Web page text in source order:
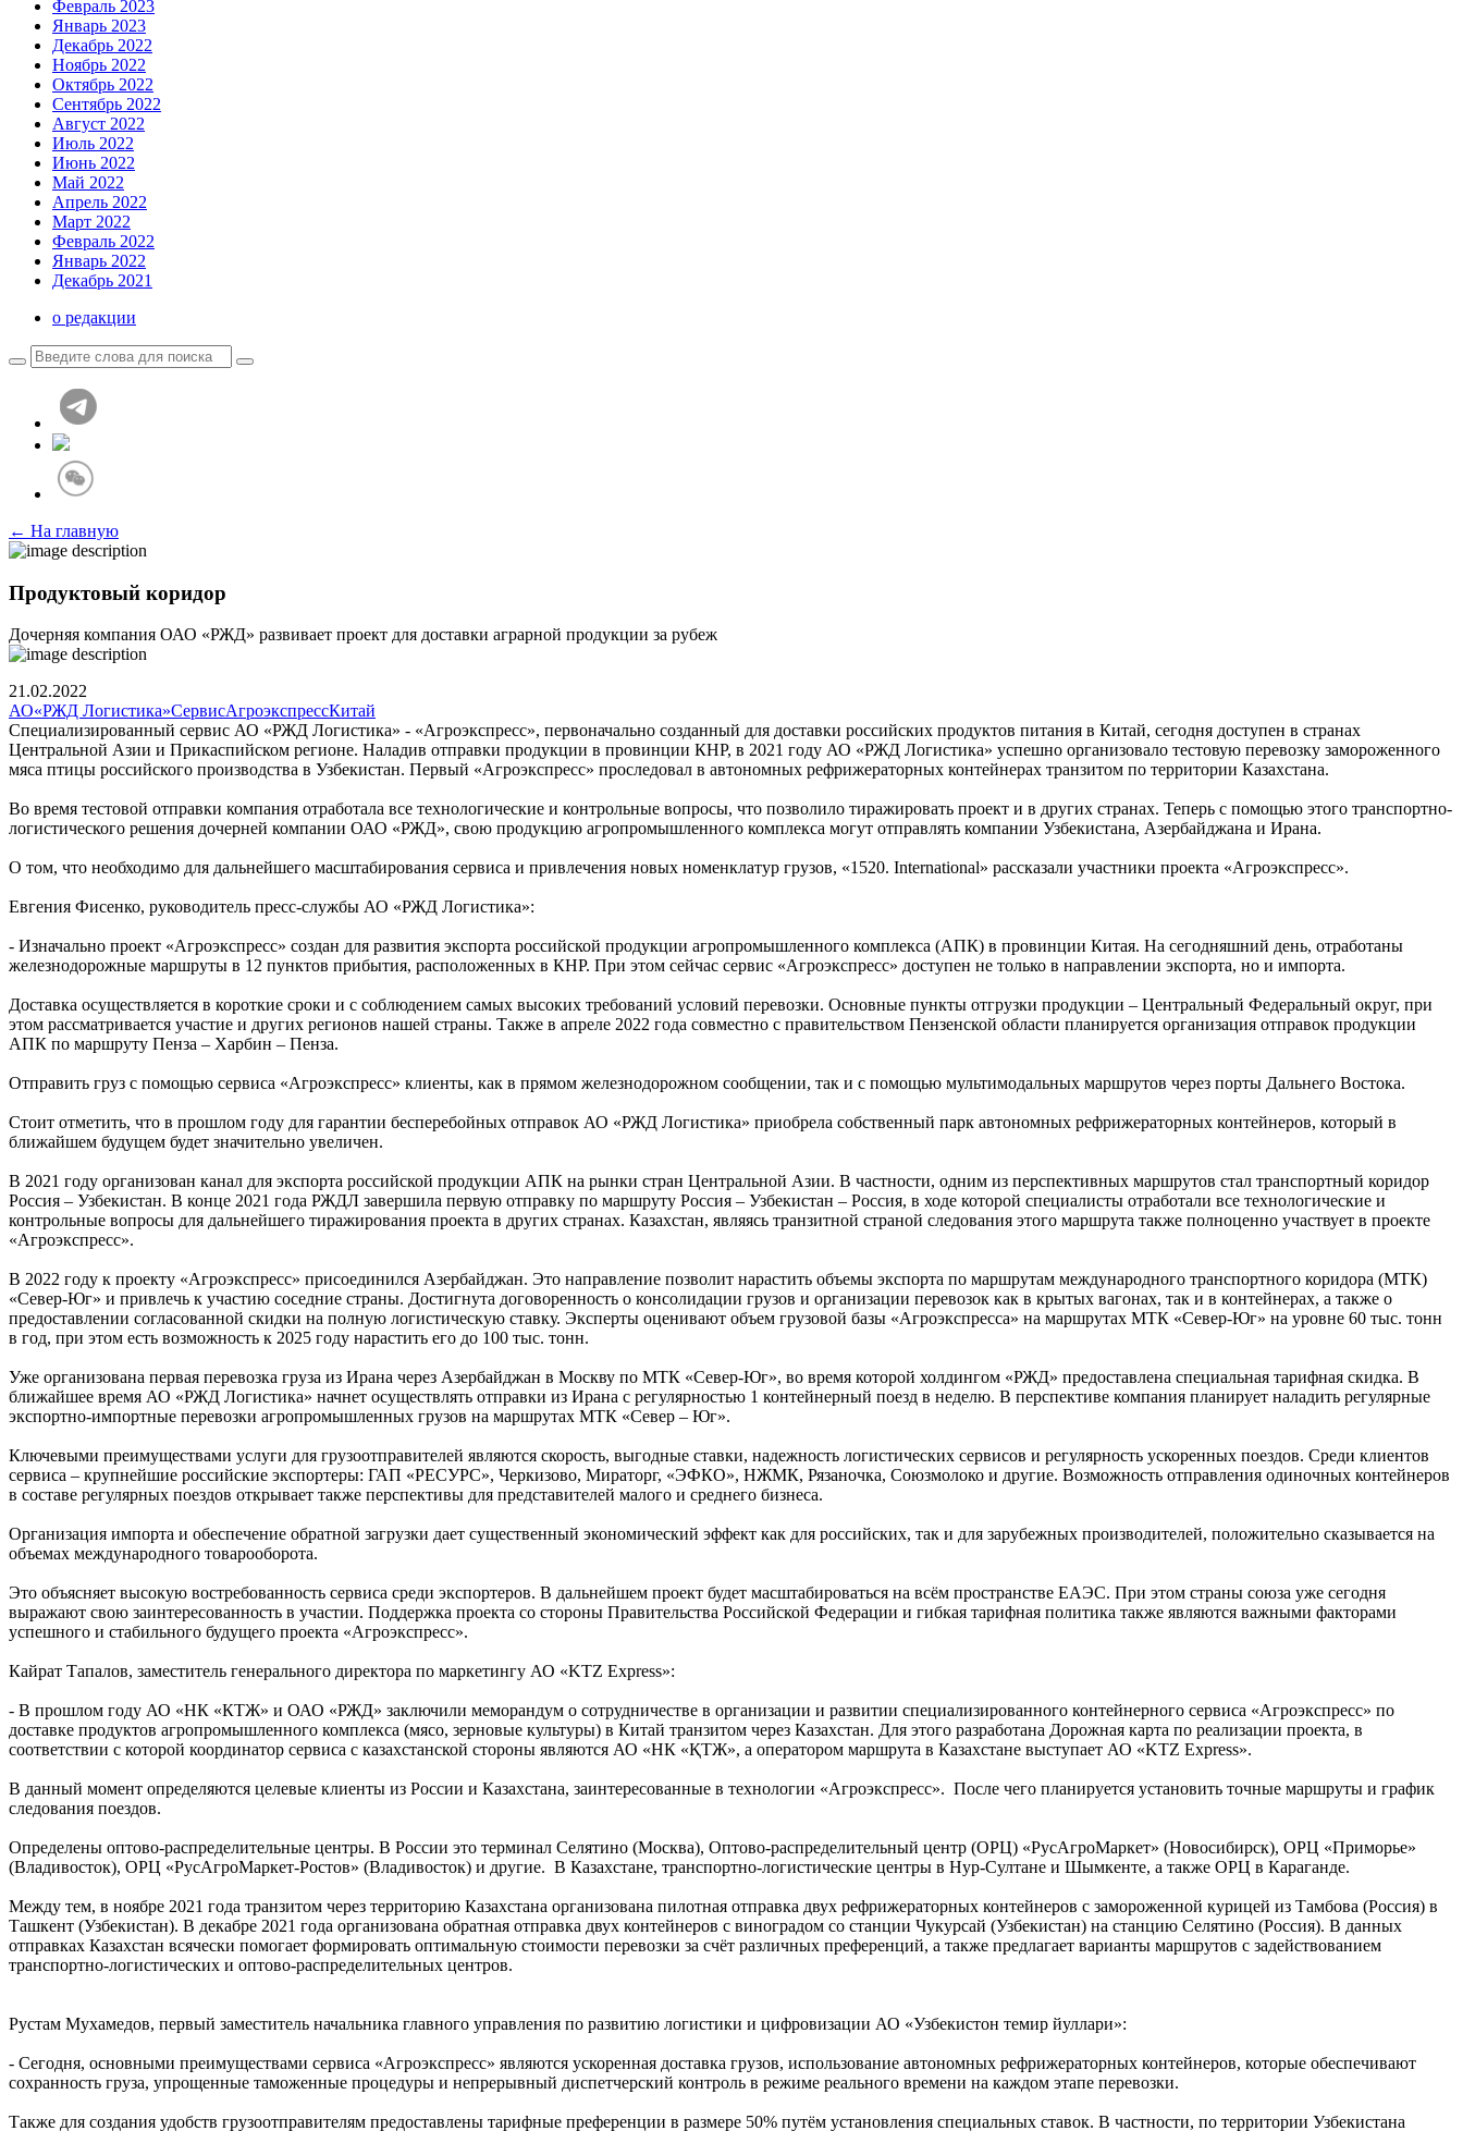
Февраль 2023
Январь 2023
Декабрь 2022
Ноябрь 2022
Октябрь 2022
Сентябрь 2022
Август 2022
Июль 2022
Июнь 2022
Май 2022
Апрель 2022
Март 2022
Февраль 2022
Январь 2022
Декабрь 2021
о редакции
← На главную
Продуктовый коридор
Дочерняя компания ОАО «РЖД» развивает проект для доставки аграрной продукции за рубеж
21.02.2022
АО«РЖД Логистика»СервисАгроэкспрессКитай
Специализированный сервис АО «РЖД Логистика» - «Агроэкспресс», первоначально созданный для доставки российских продуктов питания в Китай, сегодня доступен в странах
Центральной Азии и Прикаспийском регионе. Наладив отправки продукции в провинции КНР, в 2021 году АО «РЖД Логистика» успешно организовало тестовую перевозку замороженного
мяса птицы российского производства в Узбекистан. Первый «Агроэкспресс» проследовал в автономных рефрижераторных контейнерах транзитом по территории Казахстана.
Во время тестовой отправки компания отработала все технологические и контрольные вопросы, что позволило тиражировать проект и в других странах. Теперь с помощью этого транспортно-
логистического решения дочерней компании ОАО «РЖД», свою продукцию агропромышленного комплекса могут отправлять компании Узбекистана, Азербайджана и Ирана.
О том, что необходимо для дальнейшего масштабирования сервиса и привлечения новых номенклатур грузов, «1520. International» рассказали участники проекта «Агроэкспресс».
Евгения Фисенко, руководитель пресс-службы АО «РЖД Логистика»:
- Изначально проект «Агроэкспресс» создан для развития экспорта российской продукции агропромышленного комплекса (АПК) в провинции Китая. На сегодняшний день, отработаны
железнодорожные маршруты в 12 пунктов прибытия, расположенных в КНР. При этом сейчас сервис «Агроэкспресс» доступен не только в направлении экспорта, но и импорта.
Доставка осуществляется в короткие сроки и с соблюдением самых высоких требований условий перевозки. Основные пункты отгрузки продукции – Центральный Федеральный округ, при
этом рассматривается участие и других регионов нашей страны. Также в апреле 2022 года совместно с правительством Пензенской области планируется организация отправок продукции
АПК по маршруту Пенза – Харбин – Пенза.
Отправить груз с помощью сервиса «Агроэкспресс» клиенты, как в прямом железнодорожном сообщении, так и с помощью мультимодальных маршрутов через порты Дальнего Востока.
Стоит отметить, что в прошлом году для гарантии бесперебойных отправок АО «РЖД Логистика» приобрела собственный парк автономных рефрижераторных контейнеров, который в
ближайшем будущем будет значительно увеличен.
В 2021 году организован канал для экспорта российской продукции АПК на рынки стран Центральной Азии. В частности, одним из перспективных маршрутов стал транспортный коридор
Россия – Узбекистан. В конце 2021 года РЖДЛ завершила первую отправку по маршруту Россия – Узбекистан – Россия, в ходе которой специалисты отработали все технологические и
контрольные вопросы для дальнейшего тиражирования проекта в других странах. Казахстан, являясь транзитной страной следования этого маршрута также полноценно участвует в проекте
«Агроэкспресс».
В 2022 году к проекту «Агроэкспресс» присоединился Азербайджан. Это направление позволит нарастить объемы экспорта по маршрутам международного транспортного коридора (МТК)
«Север-Юг» и привлечь к участию соседние страны. Достигнута договоренность о консолидации грузов и организации перевозок как в крытых вагонах, так и в контейнерах, а также о
предоставлении согласованной скидки на полную логистическую ставку. Эксперты оценивают объем грузовой базы «Агроэкспресса» на маршрутах МТК «Север-Юг» на уровне 60 тыс. тонн
в год, при этом есть возможность к 2025 году нарастить его до 100 тыс. тонн.
Уже организована первая перевозка груза из Ирана через Азербайджан в Москву по МТК «Север-Юг», во время которой холдингом «РЖД» предоставлена специальная тарифная скидка. В
ближайшее время АО «РЖД Логистика» начнет осуществлять отправки из Ирана с регулярностью 1 контейнерный поезд в неделю. В перспективе компания планирует наладить регулярные
экспортно-импортные перевозки агропромышленных грузов на маршрутах МТК «Север – Юг».
Ключевыми преимуществами услуги для грузоотправителей являются скорость, выгодные ставки, надежность логистических сервисов и регулярность ускоренных поездов. Среди клиентов
сервиса – крупнейшие российские экспортеры: ГАП «РЕСУРС», Черкизово, Мираторг, «ЭФКО», НЖМК, Рязаночка, Союзмолоко и другие. Возможность отправления одиночных контейнеров
в составе регулярных поездов открывает также перспективы для представителей малого и среднего бизнеса.
Организация импорта и обеспечение обратной загрузки дает существенный экономический эффект как для российских, так и для зарубежных производителей, положительно сказывается на
объемах международного товарооборота.
Это объясняет высокую востребованность сервиса среди экспортеров. В дальнейшем проект будет масштабироваться на всём пространстве ЕАЭС. При этом страны союза уже сегодня
выражают свою заинтересованность в участии. Поддержка проекта со стороны Правительства Российской Федерации и гибкая тарифная политика также являются важными факторами
успешного и стабильного будущего проекта «Агроэкспресс».
Кайрат Тапалов, заместитель генерального директора по маркетингу АО «KTZ Express»:
- В прошлом году АО «НК «КТЖ» и ОАО «РЖД» заключили меморандум о сотрудничестве в организации и развитии специализированного контейнерного сервиса «Агроэкспресс» по
доставке продуктов агропромышленного комплекса (мясо, зерновые культуры) в Китай транзитом через Казахстан. Для этого разработана Дорожная карта по реализации проекта, в
соответствии с которой координатор сервиса с казахстанской стороны являются АО «НК «ҚТЖ», а оператором маршрута в Казахстане выступает АО «KTZ Express».
В данный момент определяются целевые клиенты из России и Казахстана, заинтересованные в технологии «Агроэкспресс». После чего планируется установить точные маршруты и график
следования поездов.
Определены оптово-распределительные центры. В России это терминал Селятино (Москва), Оптово-распределительный центр (ОРЦ) «РусАгроМаркет» (Новосибирск), ОРЦ «Приморье»
(Владивосток), ОРЦ «РусАгроМаркет-Ростов» (Владивосток) и другие. В Казахстане, транспортно-логистические центры в Нур-Султане и Шымкенте, а также ОРЦ в Караганде.
Между тем, в ноябре 2021 года транзитом через территорию Казахстана организована пилотная отправка двух рефрижераторных контейнеров с замороженной курицей из Тамбова (Россия) в
Ташкент (Узбекистан). В декабре 2021 года организована обратная отправка двух контейнеров с виноградом со станции Чукурсай (Узбекистан) на станцию Селятино (Россия). В данных
отправках Казахстан всячески помогает формировать оптимальную стоимости перевозки за счёт различных преференций, а также предлагает варианты маршрутов с задействованием
транспортно-логистических и оптово-распределительных центров.
Рустам Мухамедов, первый заместитель начальника главного управления по развитию логистики и цифровизации АО «Узбекистон темир йуллари»:
- Сегодня, основными преимуществами сервиса «Агроэкспресс» являются ускоренная доставка грузов, использование автономных рефрижераторных контейнеров, которые обеспечивают
сохранность груза, упрощенные таможенные процедуры и непрерывный диспетчерский контроль в режиме реального времени на каждом этапе перевозки.
Также для создания удобств грузоотправителям предоставлены тарифные преференции в размере 50% путём установления специальных ставок. В частности, по территории Узбекистана